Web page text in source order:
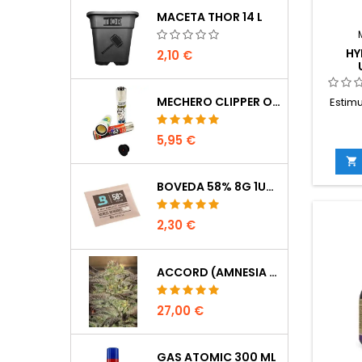
MACETA THOR 14 L
2,10 €
MECHERO CLIPPER OCULTACIÓN
5,95 €
BOVEDA 58% 8G 1UDS
2,30 €
ACCORD (AMNESIA CORDOBESA)
27,00 €
GAS ATOMIC 300 ML
